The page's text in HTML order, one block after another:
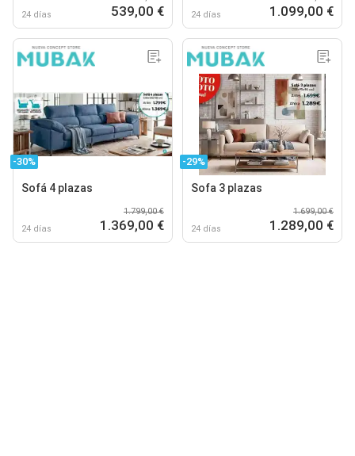
24 días 539,00 € 24 días 1.099,00 €
-30%
Sofá 4 plazas
24 días
1.799,00 €
1.369,00 €
-29%
Sofa 3 plazas
24 días
1.699,00 €
1.289,00 €